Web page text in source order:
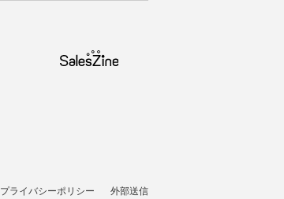
プライバシーポリシー 外部送信